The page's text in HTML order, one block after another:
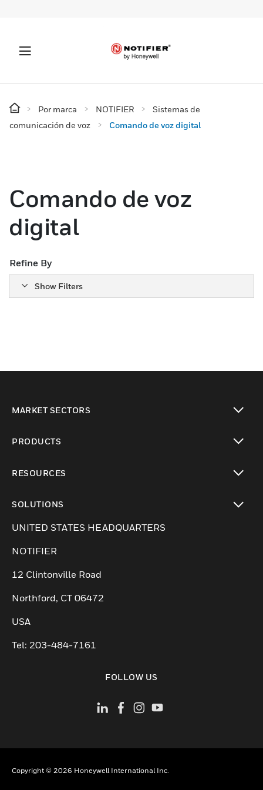
Por marca NOTIFIER
Sistemas de
comunicación de voz
Comando de voz digital
Comando de voz
digital
Refine By
Show Filters
MARKET SECTORS
PRODUCTS
RESOURCES
SOLUTIONS
Cambiar vista
UNITED STATES HEADQUARTERS
NOTIFIER
12 Clintonville Road
Northford, CT 06472
USA
Tel: 203-484-7161
FOLLOW US
Copyright © 2026 Honeywell International Inc.